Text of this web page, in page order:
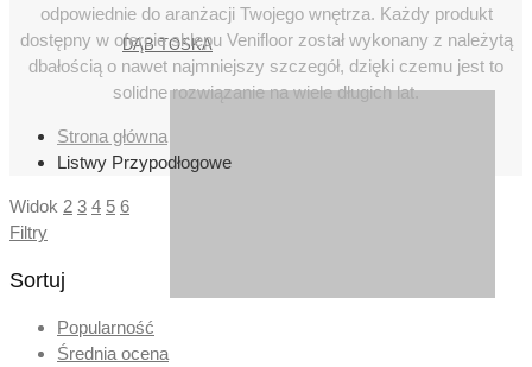
DĄB TOSKA
odpowiednie do aranżacji Twojego wnętrza. Każdy produkt
dostępny w ofercie sklepu Venifloor został wykonany z należytą
dbałością o nawet najmniejszy szczegół, dzięki czemu jest to
solidne rozwiązanie na wiele długich lat.
Strona główna
Listwy Przypodłogowe
Widok 2 3 4 5 6
Filtry
Sortuj
Popularność
Średnia ocena